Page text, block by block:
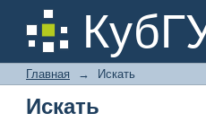
Искать
Главная → Искать
Искать